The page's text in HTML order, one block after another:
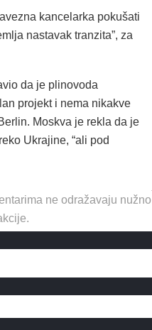
kancelarka pokušati
nastavak tranzita”, za
da je plinovoda
projekt i nema nikakve
Moskva je rekla da je
Ukrajine, “ali pod
ne odražavaju nužno